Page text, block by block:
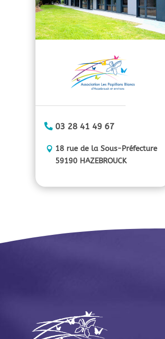
03 28 41 49 67
18 rue de la Sous-Préfecture
59190 HAZEBROUCK